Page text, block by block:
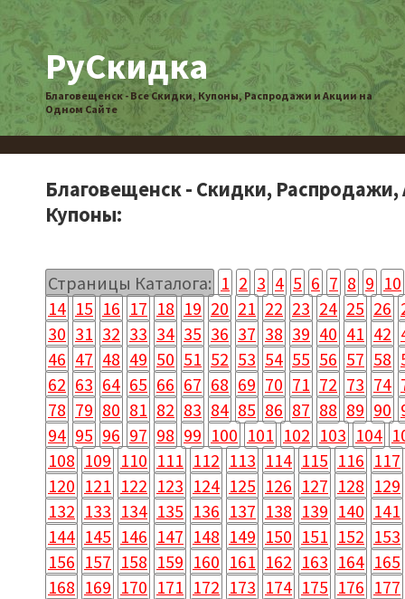
РуСкидка
Благовещенск - Все Скидки, Купоны, Распродажи и Акции на
Одном Сайте
Благовещенск - Скидки, Распродажи,
Купоны:
Страницы Каталога: 1 2 3 4 5 6 7 8 9 10
14 15 16 17 18 19 20 21 22 23 24 25 26
30 31 32 33 34 35 36 37 38 39 40 41 42
46 47 48 49 50 51 52 53 54 55 56 57 58
62 63 64 65 66 67 68 69 70 71 72 73 74
78 79 80 81 82 83 84 85 86 87 88 89 90
94 95 96 97 98 99 100 101 102 103 104
108 109 110 111 112 113 114 115 116 117
120 121 122 123 124 125 126 127 128 129
132 133 134 135 136 137 138 139 140 141
144 145 146 147 148 149 150 151 152 153
156 157 158 159 160 161 162 163 164 165
168 169 170 171 172 173 174 175 176 177